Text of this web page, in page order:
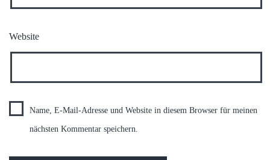
Website
Name, E-Mail-Adresse und Website in diesem Browser für meinen
nächsten Kommentar speichern.